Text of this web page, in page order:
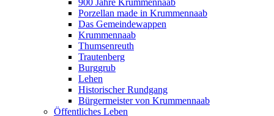
900 Jahre Krummennaab
Porzellan made in Krummennaab
Das Gemeindewappen
Krummennaab
Thumsenreuth
Trautenberg
Burggrub
Lehen
Historischer Rundgang
Bürgermeister von Krummennaab
Öffentliches Leben